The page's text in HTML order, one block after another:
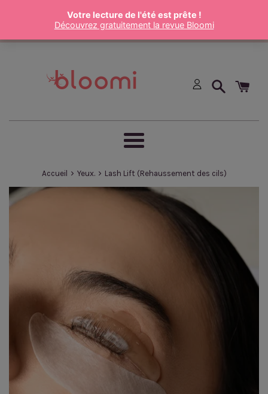
Passer
Menu
Accueil › Yeux. › Lash Lift (Rehaussement des cils)